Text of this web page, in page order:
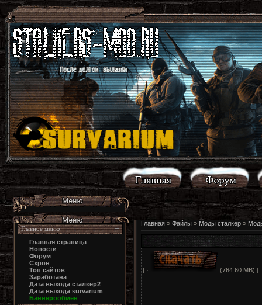
Главное меню
Главная страница
Новости
Форум
Схрон
Топ сайтов
Заработана
Дата выхода сталкер2
Дата выхода survarium
Баннерообмен
Главная» Файлы» Моды сталкер»
[ · (764.60 MB) ]